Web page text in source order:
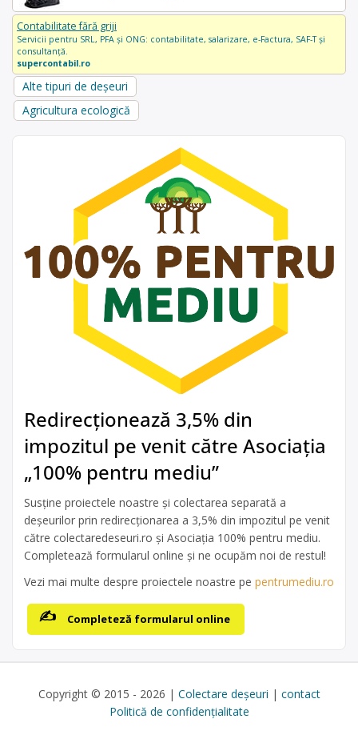
Contabilitate fără griji
Servicii pentru SRL, PFA și ONG: contabilitate, salarizare, e-Factura, SAF-T și
consultanță.
supercontabil.ro
Alte tipuri de deșeuri
Agricultura ecologică
Redirecționează 3,5% din
impozitul pe venit către Asociația
„100% pentru mediu”
Susține proiectele noastre și colectarea separată a
deșeurilor prin redirecționarea a 3,5% din impozitul pe venit
către colectaredeseuri.ro și Asociația 100% pentru mediu.
Completează formularul online și ne ocupăm noi de restul!
Vezi mai multe despre proiectele noastre pe pentrumediu.ro
Completeză formularul online
Copyright © 2015 - 2026 | Colectare deșeuri | contact
Politică de confidențialitate